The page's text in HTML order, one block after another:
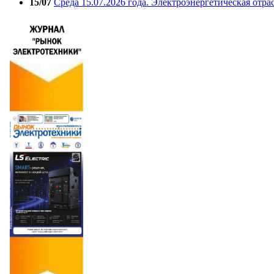
15/07 Среда 15.07.2026 года. Электроэнергетическая